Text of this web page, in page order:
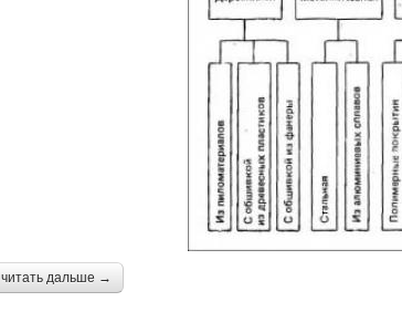
читать дальше →